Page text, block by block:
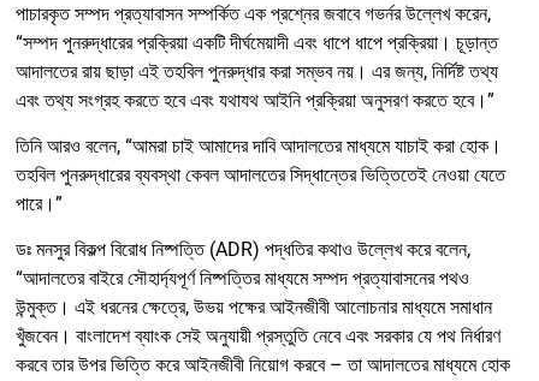
পাচারকৃত সম্পদ প্রত্যাবাসন সম্পর্কিত এক প্রশ্নের জবাবে গভর্নর উল্লেখ করেন,
“সম্পদ পুনরুদ্ধারের প্রক্রিয়া একটি দীর্ঘমেয়াদী এবং ধাপে ধাপে প্রক্রিয়া। চূড়ান্ত
আদালতের রায় ছাড়া এই তহবিল পুনরুদ্ধার করা সম্ভব নয়। এর জন্য, নির্দিষ্ট তথ্য
এবং তথ্য সংগ্রহ করতে হবে এবং যথাযথ আইনি প্রক্রিয়া অনুসরণ করতে হবে।”
তিনি আরও বলেন, “আমরা চাই আমাদের দাবি আদালতের মাধ্যমে যাচাই করা হোক।
তহবিল পুনরুদ্ধারের ব্যবস্থা কেবল আদালতের সিদ্ধান্তের ভিত্তিতেই নেওয়া যেতে
পারে।”
ডঃ মনসুর বিকল্প বিরোধ নিষ্পত্তি (ADR) পদ্ধতির কথাও উল্লেখ করে বলেন,
“আদালতের বাইরে সৌহার্দ্যপূর্ণ নিষ্পত্তির মাধ্যমে সম্পদ প্রত্যাবাসনের পথও
উন্মুক্ত। এই ধরনের ক্ষেত্রে, উভয় পক্ষের আইনজীবী আলোচনার মাধ্যমে সমাধান
খুঁজবেন। বাংলাদেশ ব্যাংক সেই অনুযায়ী প্রস্তুতি নেবে এবং সরকার যে পথ নির্ধারণ
করবে তার উপর ভিত্তি করে আইনজীবী নিয়োগ করবে – তা আদালতের মাধ্যমে হোক